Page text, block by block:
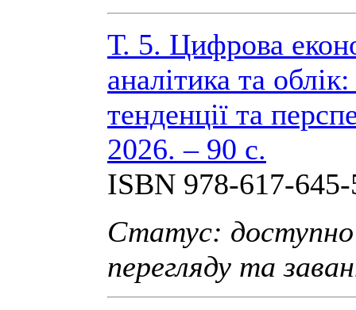
Т. 5. Цифрова
аналітика та
тенденції та
2026. – 90 с.
ISBN 978-617-
Статус: доступно
перегляду та